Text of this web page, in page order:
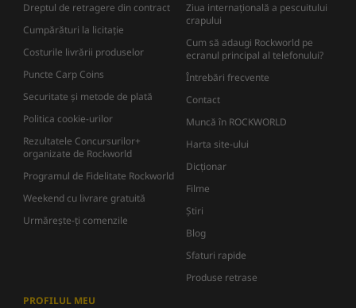
Dreptul de retragere din contract
Cumpărături la licitație
Costurile livrării produselor
Puncte Carp Coins
Securitate și metode de plată
Politica cookie-urilor
Rezultatele Concursurilor+
organizate de Rockworld
Programul de Fidelitate Rockworld
Weekend cu livrare gratuită
Urmărește-ți comenzile
Ziua internațională a pescuitului
crapului
Cum să adaugi Rockworld pe
ecranul principal al telefonului?
Întrebări frecvente
Contact
Muncă în ROCKWORLD
Harta site-ului
Dicţionar
Filme
Știri
Blog
Sfaturi rapide
Produse retrase
PROFILUL MEU